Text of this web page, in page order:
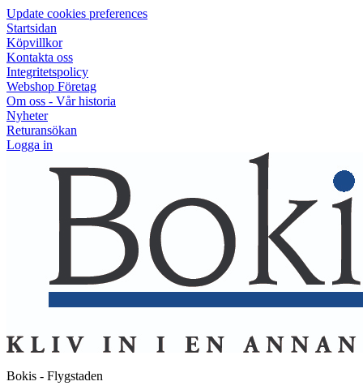
Update cookies preferences
Startsidan
Köpvillkor
Kontakta oss
Integritetspolicy
Webshop Företag
Om oss - Vår historia
Nyheter
Returansökan
Logga in
Bokis - Flygstaden